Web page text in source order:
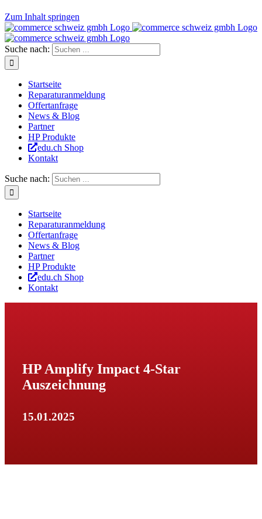
Zum Inhalt springen
Suche nach:
Startseite
Reparaturanmeldung
Offertanfrage
News & Blog
Partner
HP Produkte
edu.ch Shop
Kontakt
Suche nach:
Startseite
Reparaturanmeldung
Offertanfrage
News & Blog
Partner
HP Produkte
edu.ch Shop
Kontakt
HP Amplify Impact 4-Star
Auszeichnung
15.01.2025